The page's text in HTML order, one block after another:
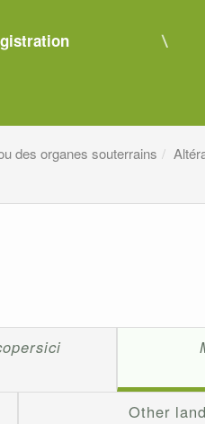
des organes souterrains
Other